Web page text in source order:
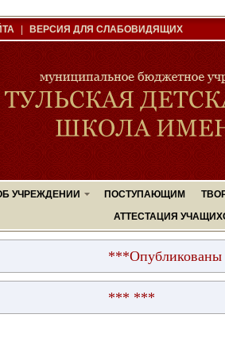
ВЕРСИЯ ДЛЯ СЛАБОВИДЯЩИХ
УЧРЕЖДЕНИИ ПОСТУПАЮЩИМ
АТТЕСТАЦИЯ
***Опубликованы
*** ***